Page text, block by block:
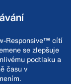
Responsive™ cítí
se zlepšuje
podtlaku a
času v